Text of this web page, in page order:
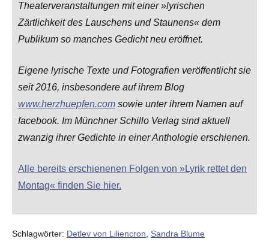
Theaterveranstaltungen mit einer »lyrischen
Zärtlichkeit des Lauschens und Staunens« dem
Publikum so manches Gedicht neu eröffnet.
Eigene lyrische Texte und Fotografien veröffentlicht sie
seit 2016, insbesondere auf ihrem Blog
www.herzhuepfen.com sowie unter ihrem Namen auf
facebook. Im Münchner Schillo Verlag sind aktuell
zwanzig ihrer Gedichte in einer Anthologie erschienen.
Alle bereits erschienenen Folgen von »Lyrik rettet den
Montag« finden Sie hier.
Schlagwörter: Detlev von Liliencron, Sandra Blume